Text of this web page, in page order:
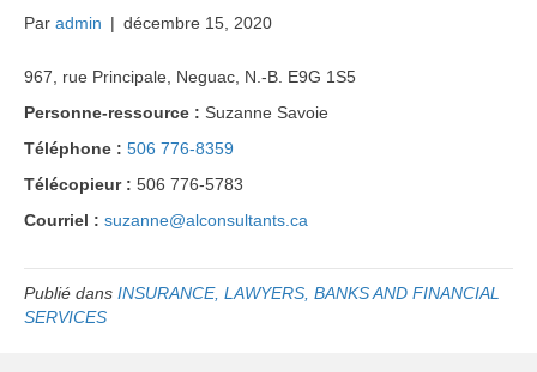
Par admin | décembre 15, 2020
967, rue Principale, Neguac, N.-B. E9G 1S5
Personne-ressource : Suzanne Savoie
Téléphone : 506 776-8359
Télécopieur : 506 776-5783
Courriel : suzanne@alconsultants.ca
Publié dans INSURANCE, LAWYERS, BANKS AND FINANCIAL
SERVICES